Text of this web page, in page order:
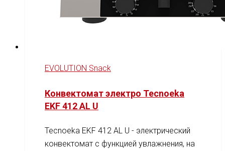
EVOLUTION Snack
Конвектомат электро Tecnoeka
EKF 412 AL U
Tecnoeka EKF 412 AL U - электрический
конвектомат с функцией увлажнения, на